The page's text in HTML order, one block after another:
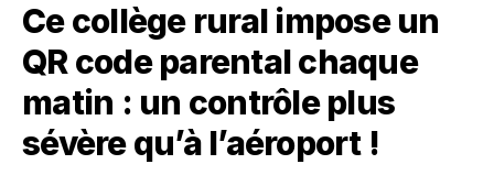
Ce collège rural impose un
QR code parental chaque
matin : un contrôle plus
sévère qu’à l’aéroport !